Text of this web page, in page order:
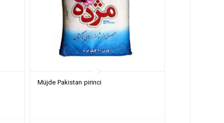
Müjde Pakistan pirinci